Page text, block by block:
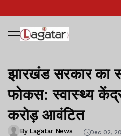
झारखंड सरकार का
फोकस: स्वास्थ्य
करोड़ आवंटित
By Lagatar News Dec 02,